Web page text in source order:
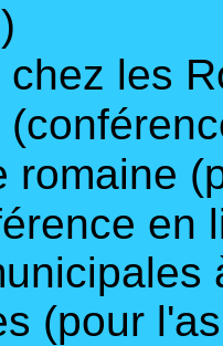
chez les
romaine
en
(pour